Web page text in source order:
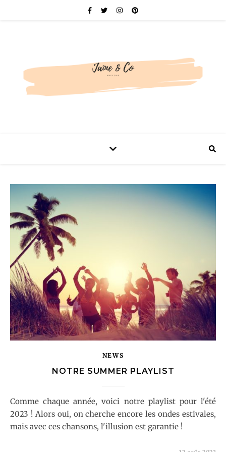
NEWS
NOTRE SUMMER PLAYLIST
Comme chaque année, voici notre playlist pour l'été
2023 ! Alors oui, on cherche encore les ondes estivales,
mais avec ces chansons, l'illusion est garantie !